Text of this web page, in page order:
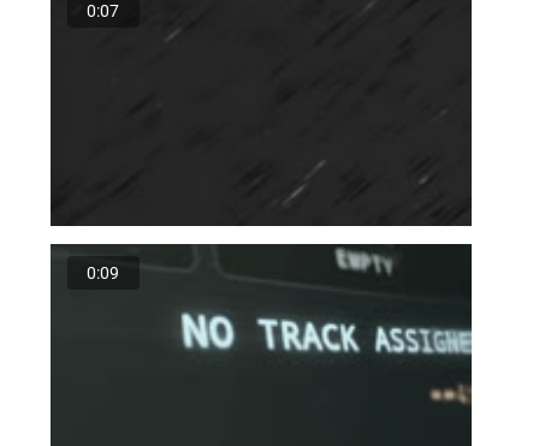
0:07
0:09